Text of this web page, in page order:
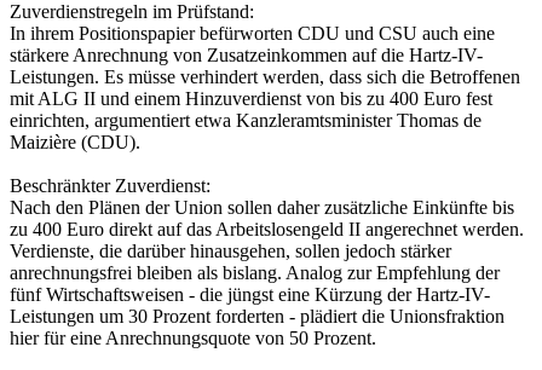
Zuverdienstregeln im Prüfstand:
In ihrem Positionspapier befürworten CDU und CSU auch eine
stärkere Anrechnung von Zusatzeinkommen auf die Hartz-IV-
Leistungen. Es müsse verhindert werden, dass sich die Betroffenen
mit ALG II und einem Hinzuverdienst von bis zu 400 Euro fest
einrichten, argumentiert etwa Kanzleramtsminister Thomas de
Maizière (CDU).
Beschränkter Zuverdienst:
Nach den Plänen der Union sollen daher zusätzliche Einkünfte bis
zu 400 Euro direkt auf das Arbeitslosengeld II angerechnet werden.
Verdienste, die darüber hinausgehen, sollen jedoch stärker
anrechnungsfrei bleiben als bislang. Analog zur Empfehlung der
fünf Wirtschaftsweisen - die jüngst eine Kürzung der Hartz-IV-
Leistungen um 30 Prozent forderten - plädiert die Unionsfraktion
hier für eine Anrechnungsquote von 50 Prozent.